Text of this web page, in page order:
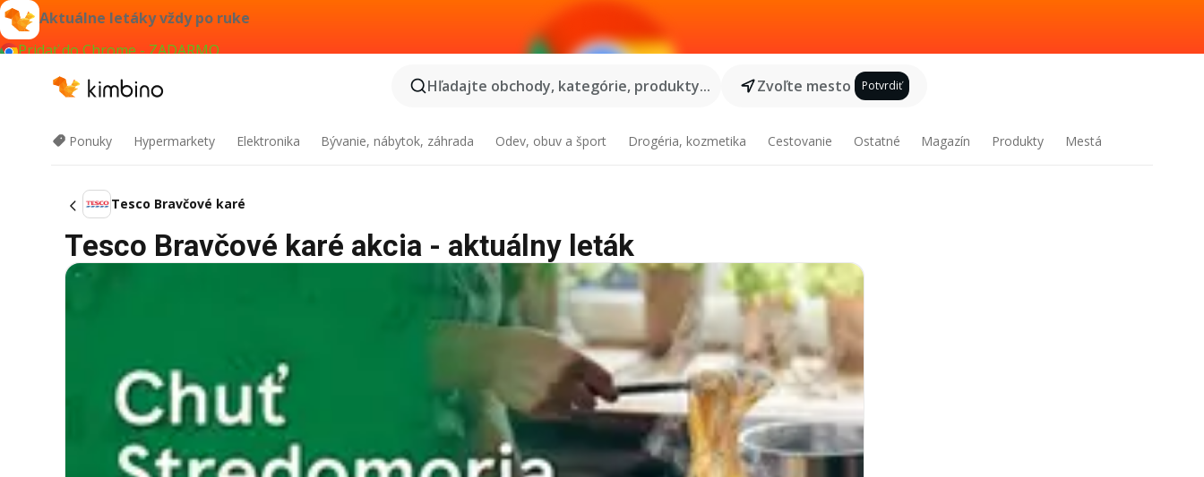
Aktuálne letáky vždy po ruke
Pridať do Chrome - ZADARMO
Hľadajte obchody, kategórie, produkty...
Zvoľte mesto Potvrdiť
Ponuky Hypermarkety Elektronika Bývanie, nábytok, záhrada Odev, obuv a šport Drogéria, kozmetika Cestovanie Ostatné Magazín Produkty Mestá
Tesco Bravčové karé
Tesco Bravčové karé akcia - aktuálny leták